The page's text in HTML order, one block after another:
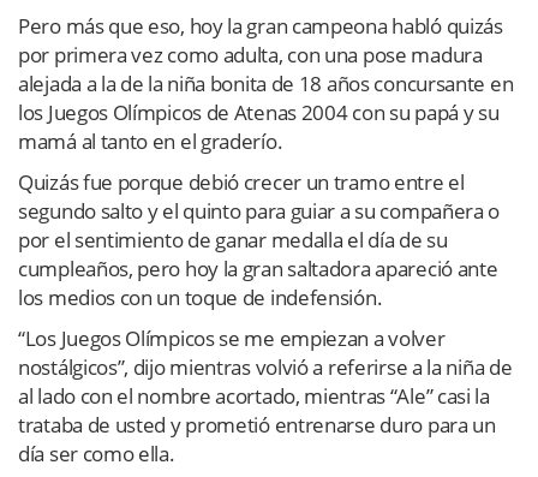
Pero más que eso, hoy la gran campeona habló quizás
por primera vez como adulta, con una pose madura
alejada a la de la niña bonita de 18 años concursante en
los Juegos Olímpicos de Atenas 2004 con su papá y su
mamá al tanto en el graderío.
Quizás fue porque debió crecer un tramo entre el
segundo salto y el quinto para guiar a su compañera o
por el sentimiento de ganar medalla el día de su
cumpleaños, pero hoy la gran saltadora apareció ante
los medios con un toque de indefensión.
“Los Juegos Olímpicos se me empiezan a volver
nostálgicos”, dijo mientras volvió a referirse a la niña de
al lado con el nombre acortado, mientras “Ale” casi la
trataba de usted y prometió entrenarse duro para un
día ser como ella.